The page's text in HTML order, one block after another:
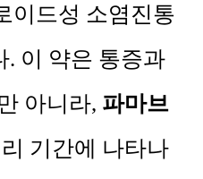
이드성 소염진통
. 이 약은 통증과
아니라, 파마브
기간에 나타나